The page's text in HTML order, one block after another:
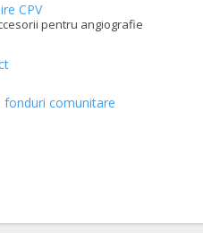
CPV
pentru angiografie
fonduri comunitare